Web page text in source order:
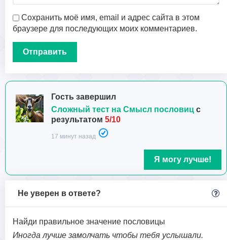
Сохранить моё имя, email и адрес сайта в этом
браузере для последующих моих комментариев.
Гость завершил
Сложный тест на Смысл пословиц с
результатом 5/10
17 минут назад
Я могу лучше!
Не уверен в ответе?
Найди правильное значение пословицы
Иногда лучше замолчать чтобы тебя услышали.